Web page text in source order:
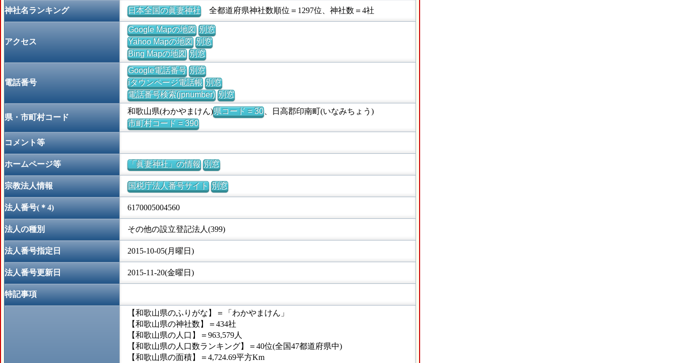
神社名ランキング 日本全国の眞妻神社全都道府県神社数順位＝1297位、神社数＝4社
アクセス
Google Mapの地図 別窓
Yahoo Mapの地図 別窓
Bing Mapの地図 別窓
電話番号
Google電話番号 別窓
iタウンページ電話帳 別窓
電話番号検索(jpnumber) 別窓
県・市町村コード
和歌山県(わかやまけん)県コード = 30、日高郡印南町(いなみちょう)
市町村コード = 390
コメント等
ホームページ等 「眞妻神社」の情報 別窓
宗教法人情報 国税庁法人番号サイト 別窓
法人番号(＊4) 6170005004560
法人の種別 その他の設立登記法人(399)
法人番号指定日 2015-10-05(月曜日)
法人番号更新日 2015-11-20(金曜日)
特記事項
【和歌山県のふりがな】＝「わかやまけん」
【和歌山県の神社数】＝434社
【和歌山県の人口】＝963,579人
【和歌山県の人口数ランキング】＝40位(全国47都道府県中)
【和歌山県の面積】＝4,724.69平方Km